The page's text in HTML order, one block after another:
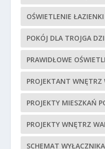
OŚWIETLENIE
POKÓJ DLA TROJGA
PRAWIDŁOWE
PROJEKTANT WNĘTRZ
PROJEKTY MIESZKAŃ
PROJEKTY WNĘTRZ
SCHEMAT